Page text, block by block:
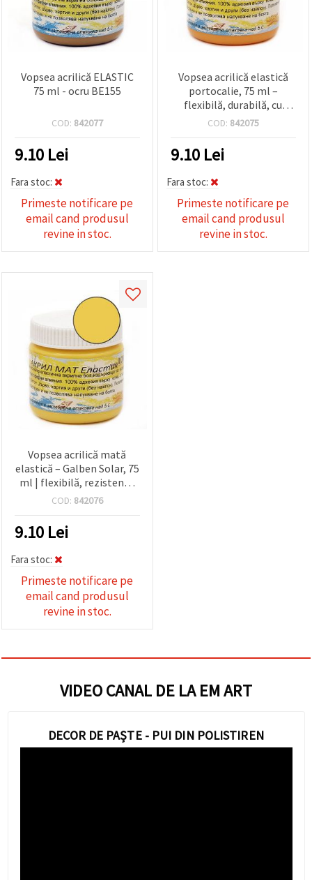
Vopsea acrilică ELASTIC
75 ml - ocru BE155
COD: 842077
9.10 Lei
Fara stoc:
Primeste notificare pe
email cand produsul
revine in stoc.
Vopsea acrilică elastică
portocalie, 75 ml –
flexibilă, durabilă, cu
aderență ridicată, pentru
lemn, hârtie și proiecte
COD: 842075
9.10 Lei
Fara stoc:
Primeste notificare pe
email cand produsul
revine in stoc.
Vopsea acrilică mată
elastică – Galben Solar, 75
ml | flexibilă, rezistentă
la intemperii, multi-
DIY: lemn, piele, hârtie,
textile
COD: 842076
9.10 Lei
Fara stoc:
Primeste notificare pe
email cand produsul
revine in stoc.
VIDEO CANAL DE LA EM ART
DECOR DE PAȘTE - PUI DIN POLISTIREN